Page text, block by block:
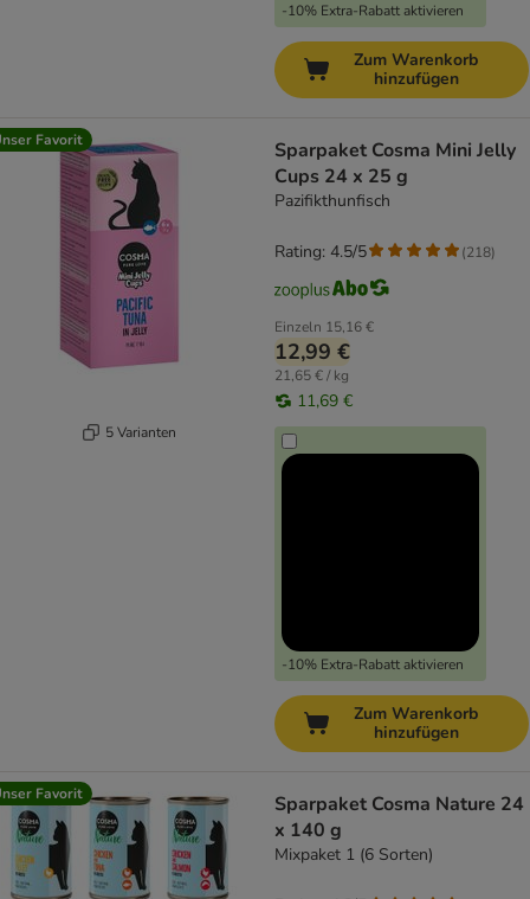
-10% Extra-Rabatt aktivieren
Zum Warenkorb
hinzufügen
Favorit
5 Varianten
Sparpaket Cosma Mini Jelly
Cups 24 x 25 g
Pazifikthunfisch
Einzeln 15,16 €
12,99 €
21,65 € / kg
11,69 €
-10% Extra-Rabatt aktivieren
Rating: 4.5/5 (218)
Zum Warenkorb
hinzufügen
Favorit
Sparpaket Cosma Nature 24
x 140 g
Mixpaket 1 (6 Sorten)